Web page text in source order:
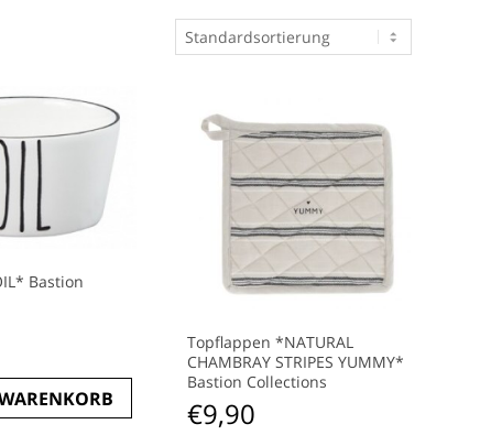
Bastion
Topflappen *NATURAL
CHAMBRAY STRIPES YUMMY*
Bastion Collections
€9,90